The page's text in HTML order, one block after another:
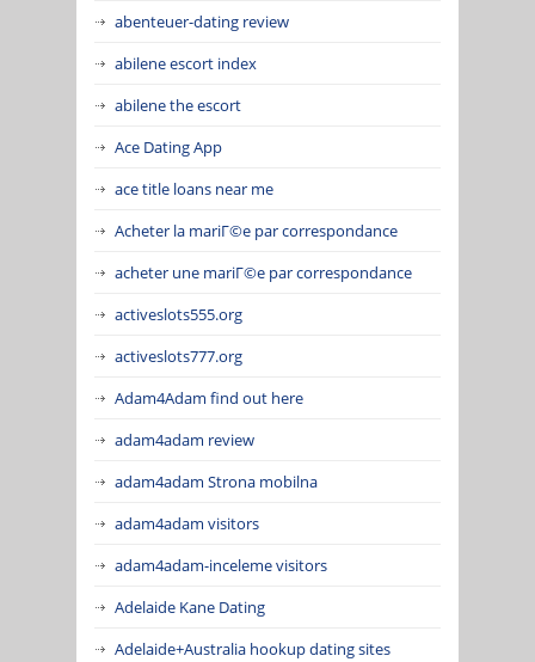
abenteuer-dating review
abilene escort index
abilene the escort
Ace Dating App
ace title loans near me
Acheter la mariГ©e par correspondance
acheter une mariГ©e par correspondance
activeslots555.org
activeslots777.org
Adam4Adam find out here
adam4adam review
adam4adam Strona mobilna
adam4adam visitors
adam4adam-inceleme visitors
Adelaide Kane Dating
Adelaide+Australia hookup dating sites